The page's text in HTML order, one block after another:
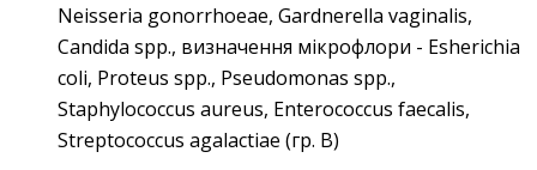
Neisseria gonorrhoeae, Gardnerella vaginalis,
Candida spp., визначення мікрофлори - Esherichia
coli, Proteus spp., Pseudomonas spp.,
Staphylococcus aureus, Enterococcus faecalis,
Streptococcus agalactiae (гр. В)